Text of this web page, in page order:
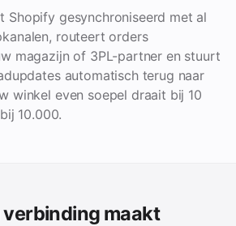
Shopify gesynchroniseerd met al
routeert orders
magazijn of 3PL-partner en stuurt
automatisch terug naar
winkel even soepel draait bij 10
10.000.
verbinding maakt